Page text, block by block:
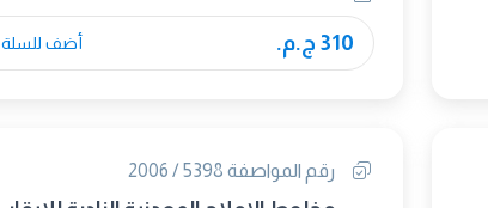
310 ج.م. أضف للسلة
رقم المواصفة 5398 / 2006